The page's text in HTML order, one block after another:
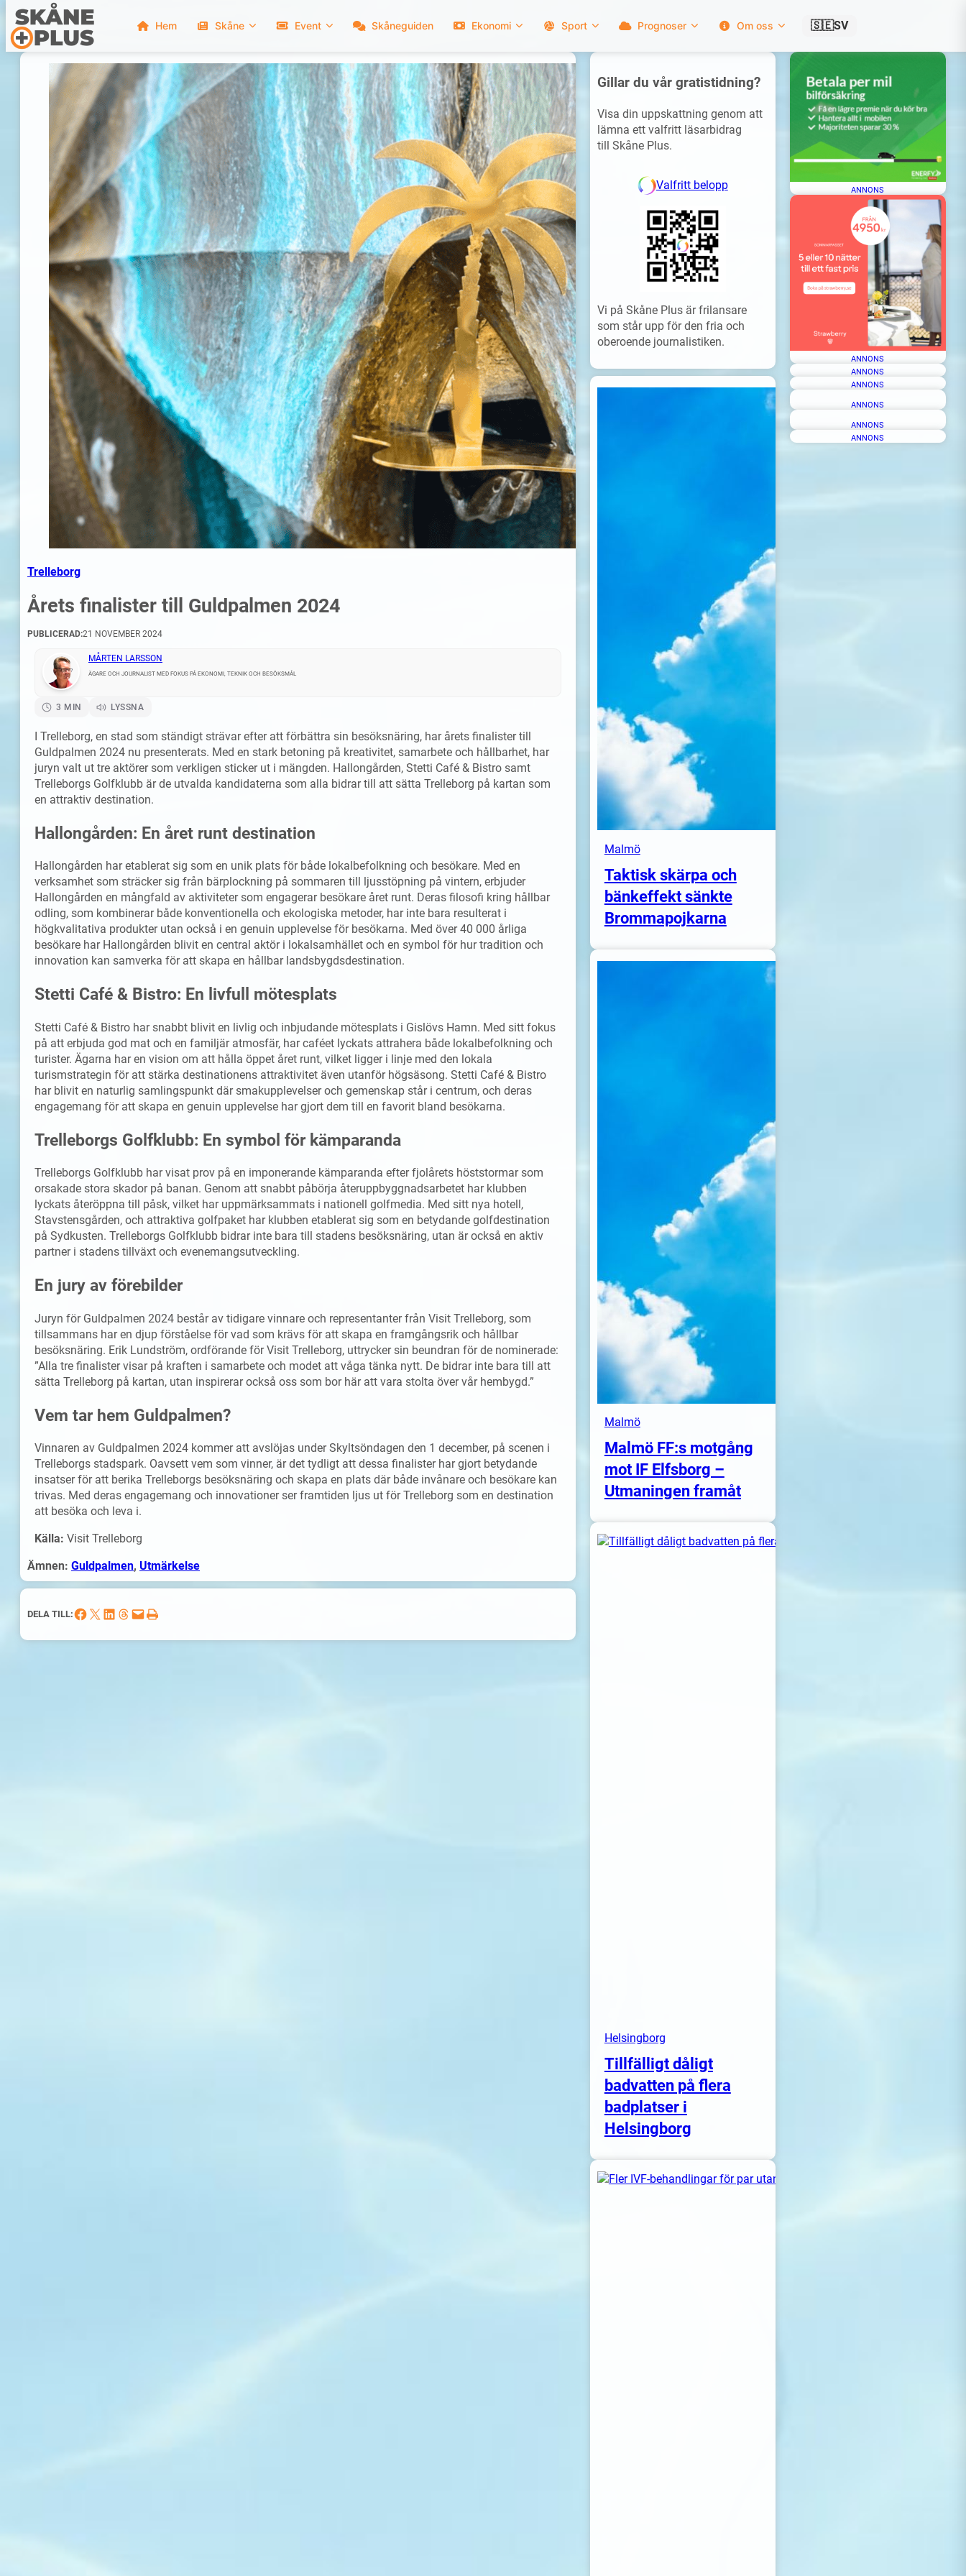
Hem Skåne Event Skåneguiden Ekonomi Sport Prognoser Om oss 🇸🇪SV
Trelleborg
Årets finalister till Guldpalmen 2024
PUBLICERAD:21 NOVEMBER 2024
MÅRTEN LARSSON
ÄGARE OCH JOURNALIST MED FOKUS PÅ EKONOMI, TEKNIK OCH BESÖKSMÅL
3 MIN LYSSNA
I Trelleborg, en stad som ständigt strävar efter att förbättra sin besöksnäring, har årets finalister till
Guldpalmen 2024 nu presenterats. Med en stark betoning på kreativitet, samarbete och hållbarhet, har
juryn valt ut tre aktörer som verkligen sticker ut i mängden. Hallongården, Stetti Café & Bistro samt
Trelleborgs Golfklubb är de utvalda kandidaterna som alla bidrar till att sätta Trelleborg på kartan som
en attraktiv destination.
Hallongården: En året runt destination
Hallongården har etablerat sig som en unik plats för både lokalbefolkning och besökare. Med en
verksamhet som sträcker sig från bärplockning på sommaren till ljusstöpning på vintern, erbjuder
Hallongården en mångfald av aktiviteter som engagerar besökare året runt. Deras filosofi kring hållbar
odling, som kombinerar både konventionella och ekologiska metoder, har inte bara resulterat i
högkvalitativa produkter utan också i en genuin upplevelse för besökarna. Med över 40 000 årliga
besökare har Hallongården blivit en central aktör i lokalsamhället och en symbol för hur tradition och
innovation kan samverka för att skapa en hållbar landsbygdsdestination.
Stetti Café & Bistro: En livfull mötesplats
Stetti Café & Bistro har snabbt blivit en livlig och inbjudande mötesplats i Gislövs Hamn. Med sitt fokus
på att erbjuda god mat och en familjär atmosfär, har caféet lyckats attrahera både lokalbefolkning och
turister. Ägarna har en vision om att hålla öppet året runt, vilket ligger i linje med den lokala
turismstrategin för att stärka destinationens attraktivitet även utanför högsäsong. Stetti Café & Bistro
har blivit en naturlig samlingspunkt där smakupplevelser och gemenskap står i centrum, och deras
engagemang för att skapa en genuin upplevelse har gjort dem till en favorit bland besökarna.
Trelleborgs Golfklubb: En symbol för kämparanda
Trelleborgs Golfklubb har visat prov på en imponerande kämparanda efter fjolårets höststormar som
orsakade stora skador på banan. Genom att snabbt påbörja återuppbyggnadsarbetet har klubben
lyckats återöppna till påsk, vilket har uppmärksammats i nationell golfmedia. Med sitt nya hotell,
Stavstensgården, och attraktiva golfpaket har klubben etablerat sig som en betydande golfdestination
på Sydkusten. Trelleborgs Golfklubb bidrar inte bara till stadens besöksnäring, utan är också en aktiv
partner i stadens tillväxt och evenemangsutveckling.
En jury av förebilder
Juryn för Guldpalmen 2024 består av tidigare vinnare och representanter från Visit Trelleborg, som
tillsammans har en djup förståelse för vad som krävs för att skapa en framgångsrik och hållbar
besöksnäring. Erik Lundström, ordförande för Visit Trelleborg, uttrycker sin beundran för de nominerade:
”Alla tre finalister visar på kraften i samarbete och modet att våga tänka nytt. De bidrar inte bara till att
sätta Trelleborg på kartan, utan inspirerar också oss som bor här att vara stolta över vår hembygd.”
Vem tar hem Guldpalmen?
Vinnaren av Guldpalmen 2024 kommer att avslöjas under Skyltsöndagen den 1 december, på scenen i
Trelleborgs stadspark. Oavsett vem som vinner, är det tydligt att dessa finalister har gjort betydande
insatser för att berika Trelleborgs besöksnäring och skapa en plats där både invånare och besökare kan
trivas. Med deras engagemang och innovationer ser framtiden ljus ut för Trelleborg som en destination
att besöka och leva i.
Källa: Visit Trelleborg
Ämnen: Guldpalmen, Utmärkelse
DELA TILL:Dela på Facebook Dela på X Dela på LinkedIn Dela på Threads Skicka denna sida med e-post Skriv ut denna sida
Gillar du vår gratistidning?
Visa din uppskattning genom att
lämna ett valfritt läsarbidrag
till Skåne Plus.
Valfritt belopp
Vi på Skåne Plus är frilansare
som står upp för den fria och
oberoende journalistiken.
Malmö
Taktisk skärpa och
bänkeffekt sänkte
Brommapojkarna
Malmö
Malmö FF:s motgång
mot IF Elfsborg –
Utmaningen framåt
Helsingborg
Tillfälligt dåligt
badvatten på flera
badplatser i
Helsingborg
ANNONS
ANNONS
ANNONS
ANNONS
ANNONS
ANNONS
ANNONS